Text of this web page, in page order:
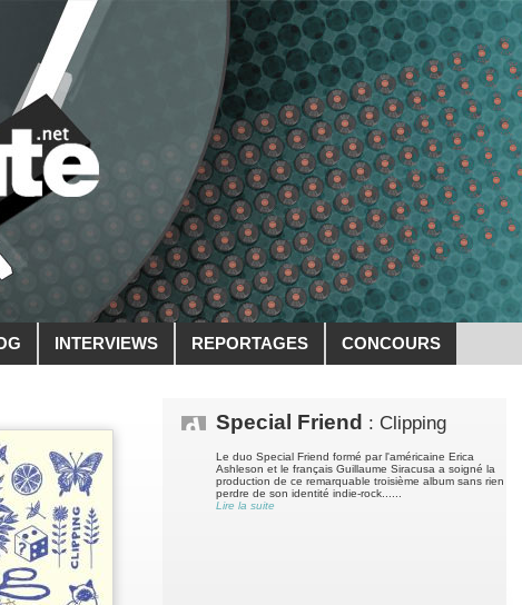
INTERVIEWS REPORTAGES CONCOURS
Special Friend : Clipping
Le duo Special Friend formé par l'américaine Erica
Ashleson et le français Guillaume Siracusa a soigné la
production de ce remarquable troisième album sans rien
perdre de son identité indie-rock......
Lire la suite